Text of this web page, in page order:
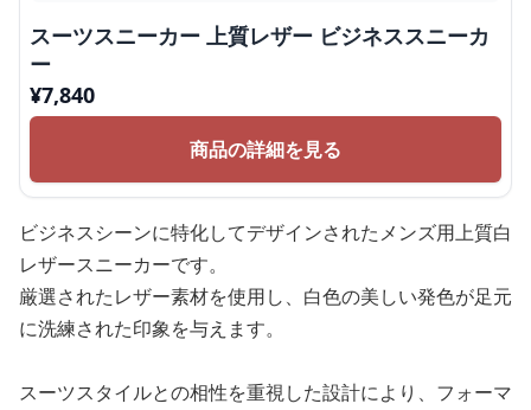
スーツスニーカー 上質レザー ビジネススニーカ
ー
¥7,840
商品の詳細を見る
ビジネスシーンに特化してデザインされたメンズ用上質白
レザースニーカーです。
厳選されたレザー素材を使用し、白色の美しい発色が足元
に洗練された印象を与えます。
スーツスタイルとの相性を重視した設計により、フォーマ